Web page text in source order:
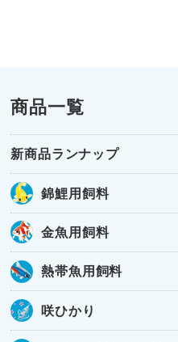
商品一覧
新商品ランナップ
錦鯉用飼料
金魚用飼料
熱帯魚用飼料
咲ひかり